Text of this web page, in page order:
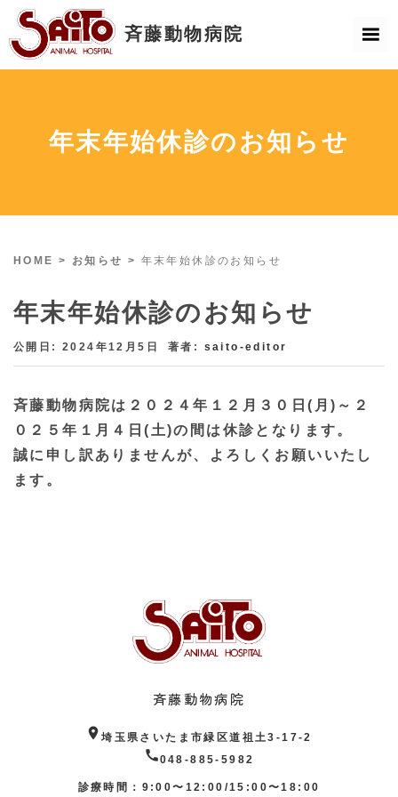
年末年始休診のお知らせ
HOME > お知らせ > 年末年始休診のお知らせ
年末年始休診のお知らせ
公開日: 2024年12月5日 著者: saito-editor
斉藤動物病院は２０２４年１２月３０日(月)～２
０２５年１月４日(土)の間は休診となります。
誠に申し訳ありませんが、よろしくお願いいたし
ます。
斉藤動物病院
location_on埼玉県さいたま市緑区道祖土3-17-2
call048-885-5982
診療時間：9:00〜12:00/15:00〜18:00